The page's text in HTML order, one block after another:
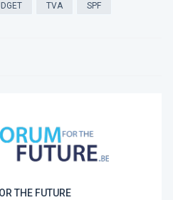
TVA SPF
THE FUTURE